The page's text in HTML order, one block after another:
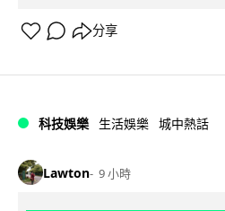
分享
科技娛樂 生活娛樂 城中熱話
Lawton 9 小時